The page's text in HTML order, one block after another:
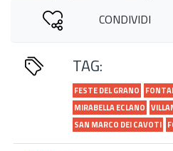
CONDIVIDI
TAG:
FESTE DEL GRANO
MIRABELLA ECLANO
SAN MARCO DEI CAVOTI